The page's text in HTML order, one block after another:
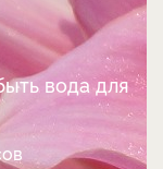
вода для